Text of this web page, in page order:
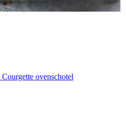
Courgette ovenschotel